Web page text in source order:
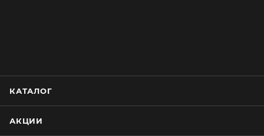
КАТАЛОГ
АКЦИИ